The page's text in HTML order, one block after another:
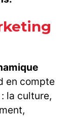
en compte
la culture,